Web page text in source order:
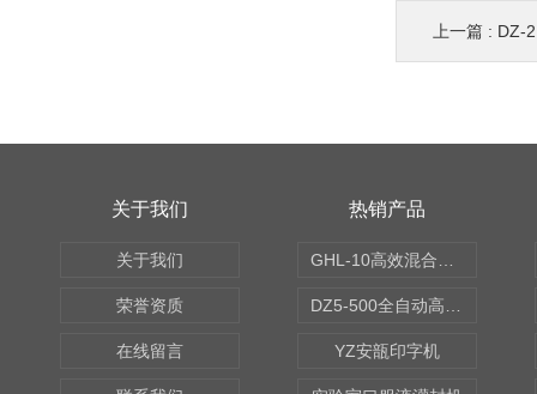
上一篇 : DZ-
关于我们
关于我们
荣誉资质
在线留言
热销产品
YZ安瓿印字机